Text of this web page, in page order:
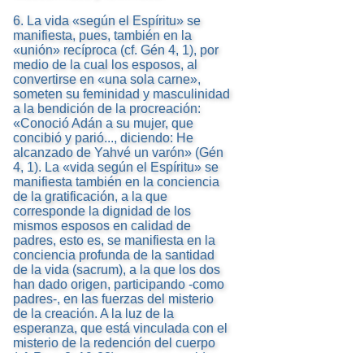
6. La vida «según el Espíritu» se
manifiesta, pues, también en la
«unión» recíproca (cf. Gén 4, 1), por
medio de la cual los esposos, al
convertirse en «una sola carne»,
someten su feminidad y masculinidad
a la bendición de la procreación:
«Conoció Adán a su mujer, que
concibió y parió..., diciendo: He
alcanzado de Yahvé un varón» (Gén
4, 1). La «vida según el Espíritu» se
manifiesta también en la conciencia
de la gratificación, a la que
corresponde la dignidad de los
mismos esposos en calidad de
padres, esto es, se manifiesta en la
conciencia profunda de la santidad
de la vida (sacrum), a la que los dos
han dado origen, participando -como
padres-, en las fuerzas del misterio
de la creación. A la luz de la
esperanza, que está vinculada con el
misterio de la redención del cuerpo